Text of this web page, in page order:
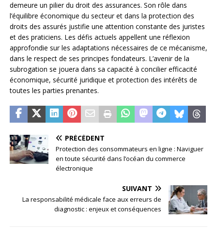
demeure un pilier du droit des assurances. Son rôle dans
l’équilibre économique du secteur et dans la protection des
droits des assurés justifie une attention constante des juristes
et des praticiens. Les défis actuels appellent une réflexion
approfondie sur les adaptations nécessaires de ce mécanisme,
dans le respect de ses principes fondateurs. L’avenir de la
subrogation se jouera dans sa capacité à concilier efficacité
économique, sécurité juridique et protection des intérêts de
toutes les parties prenantes.
PRÉCÉDENT
Protection des consommateurs en ligne : Naviguer
en toute sécurité dans l’océan du commerce
électronique
SUIVANT
La responsabilité médicale face aux erreurs de
diagnostic : enjeux et conséquences